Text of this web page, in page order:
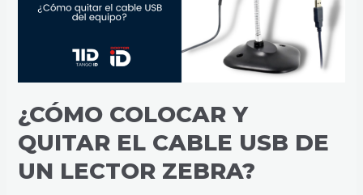
¿CÓMO COLOCAR Y
QUITAR EL CABLE USB DE
UN LECTOR ZEBRA?
USB